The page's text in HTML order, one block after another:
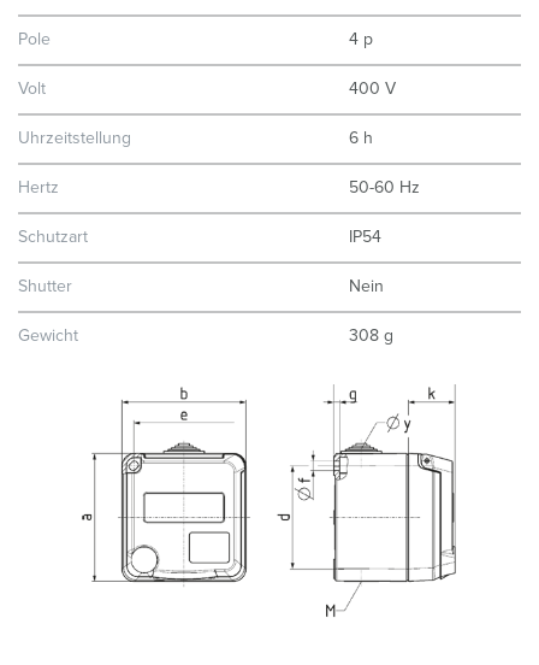
Pole 4 p
Volt 400 V
Uhrzeitstellung 6 h
Hertz 50-60 Hz
Schutzart IP54
Shutter Nein
Gewicht 308 g